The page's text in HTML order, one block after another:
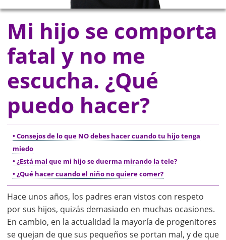
Mi hijo se comporta
fatal y no me
escucha. ¿Qué
puedo hacer?
• Consejos de lo que NO debes hacer cuando tu hijo tenga
miedo
• ¿Está mal que mi hijo se duerma mirando la tele?
• ¿Qué hacer cuando el niño no quiere comer?
Hace unos años, los padres eran vistos con respeto
por sus hijos, quizás demasiado en muchas ocasiones.
En cambio, en la actualidad la mayoría de progenitores
se quejan de que sus pequeños se portan mal, y de que